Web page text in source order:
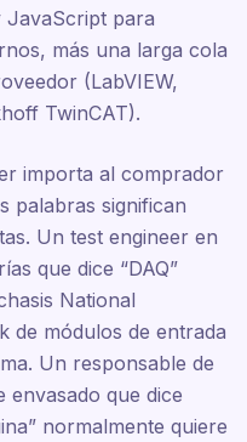
JavaScript para
más una larga cola
(LabVIEW,
TwinCAT).
importa al comprador
palabras significan
Un test engineer en
que dice “DAQ”
National
de módulos de entrada
Un responsable de
que dice
normalmente quiere